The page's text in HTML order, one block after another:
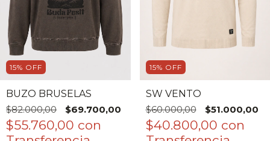
15% OFF
BUZO BRUSELAS
$82.000,00
$69.700,00
$55.760,00 con
15% OFF
SW VENTO
$60.000,00
$51.000,00
$40.800,00 con